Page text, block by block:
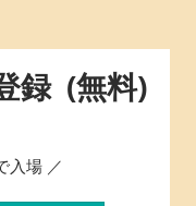
録 (無料)
入場 ／